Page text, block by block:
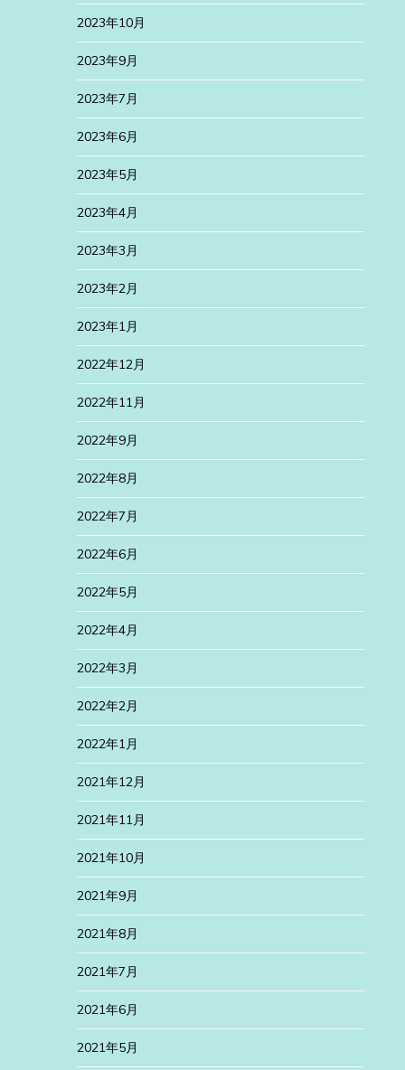
2023年10月
2023年9月
2023年7月
2023年6月
2023年5月
2023年4月
2023年3月
2023年2月
2023年1月
2022年12月
2022年11月
2022年9月
2022年8月
2022年7月
2022年6月
2022年5月
2022年4月
2022年3月
2022年2月
2022年1月
2021年12月
2021年11月
2021年10月
2021年9月
2021年8月
2021年7月
2021年6月
2021年5月